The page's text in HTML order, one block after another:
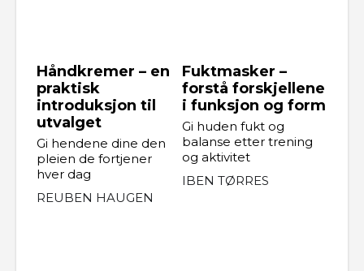
Håndkremer – en
praktisk
introduksjon til
utvalget
Gi hendene dine den
pleien de fortjener
hver dag
REUBEN HAUGEN
Fuktmasker –
forstå forskjellene
i funksjon og form
Gi huden fukt og
balanse etter trening
og aktivitet
IBEN TØRRES